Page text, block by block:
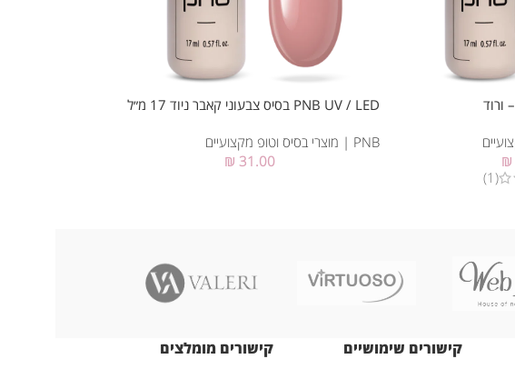
₪
(1)
PNB UV / LED בסיס צבעוני קאבר ניוד 17 מ״ל
PNB | מוצרי בסיס וטופ מקצועיים
₪ 31.00
קישורים שימושיים קישורים מומלצים